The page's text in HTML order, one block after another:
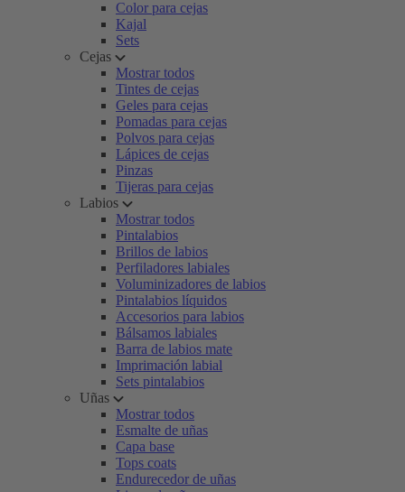
Color para cejas
Kajal
Sets
Cejas
Mostrar todos
Tintes de cejas
Geles para cejas
Pomadas para cejas
Polvos para cejas
Lápices de cejas
Pinzas
Tijeras para cejas
Labios
Mostrar todos
Pintalabios
Brillos de labios
Perfiladores labiales
Voluminizadores de labios
Pintalabios líquidos
Accesorios para labios
Bálsamos labiales
Barra de labios mate
Imprimación labial
Sets pintalabios
Uñas
Mostrar todos
Esmalte de uñas
Capa base
Tops coats
Endurecedor de uñas